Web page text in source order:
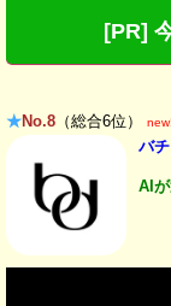
[PR]
★No.8 （総合6位） new!
バ
AI